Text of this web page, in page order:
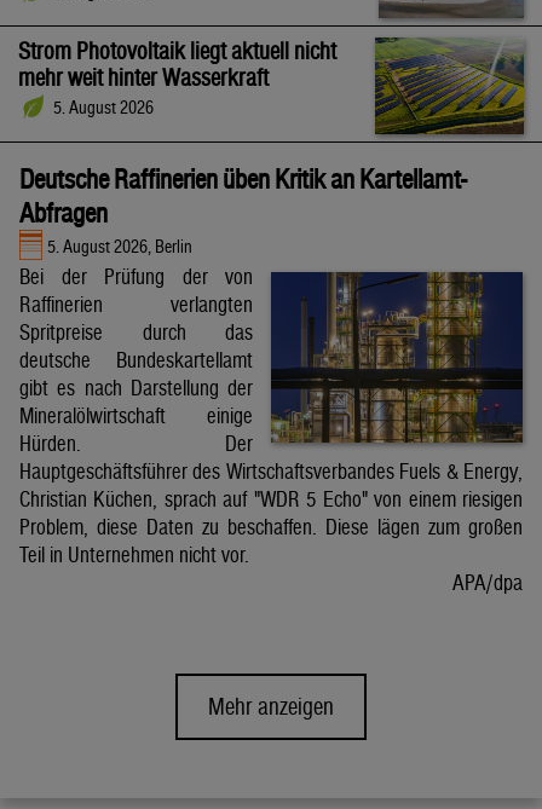
Strom Photovoltaik liegt aktuell nicht
mehr weit hinter Wasserkraft
5. August 2026
Deutsche Raffinerien üben Kritik an Kartellamt-
Abfragen
5. August 2026, Berlin
Bei der Prüfung der von
Raffinerien verlangten
Spritpreise durch das
deutsche Bundeskartellamt
gibt es nach Darstellung der
Mineralölwirtschaft einige
Hürden. Der
Hauptgeschäftsführer des Wirtschaftsverbandes Fuels & Energy,
Christian Küchen, sprach auf "WDR 5 Echo" von einem riesigen
Problem, diese Daten zu beschaffen. Diese lägen zum großen
Teil in Unternehmen nicht vor.
APA/dpa
Mehr anzeigen